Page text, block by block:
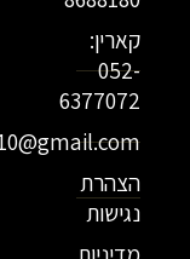
קארין:
052-
6377072
הצהרת
נגישות